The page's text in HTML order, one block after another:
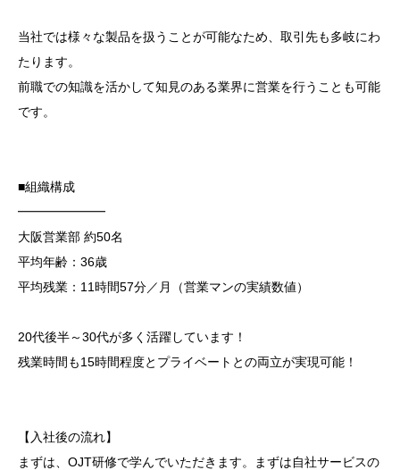
当社では様々な製品を扱うことが可能なため、取引先も多岐にわ
たります。
前職での知識を活かして知見のある業界に営業を行うことも可能
です。
■組織構成
━━━━━━━
大阪営業部 約50名
平均年齢：36歳
平均残業：11時間57分／月（営業マンの実績数値）
20代後半～30代が多く活躍しています！
残業時間も15時間程度とプライベートとの両立が実現可能！
【入社後の流れ】
まずは、OJT研修で学んでいただきます。まずは自社サービスの